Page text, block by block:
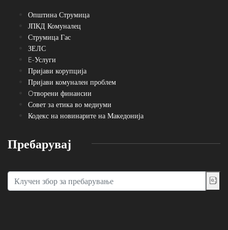
Општина Струмица
ЈПКД Комуналец
Струмица Гас
ЗЕЛС
E-Услуги
Пријави корупција
Пријави комунален проблем
Oтворени финансии
Совет за етика во медиуми
Кодекс на новинарите на Македонија
Пребарувај